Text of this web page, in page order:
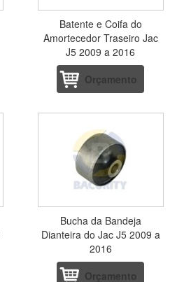
Batente e Coifa do
Amortecedor Traseiro Jac
J5 2009 a 2016
Orçamento
Bucha da Bandeja
Dianteira do Jac J5 2009 a
2016
Orçamento